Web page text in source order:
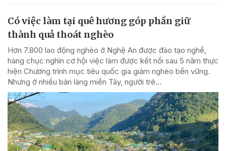
Có việc làm tại quê hương góp phần giữ
thành quả thoát nghèo
Hơn 7.800 lao động nghèo ở Nghệ An được đào tạo nghề,
hàng chục nghìn cơ hội việc làm được kết nối sau 5 năm thực
hiện Chương trình mục tiêu quốc gia giảm nghèo bền vững.
Nhưng ở nhiều bản làng miền Tây, người trẻ...